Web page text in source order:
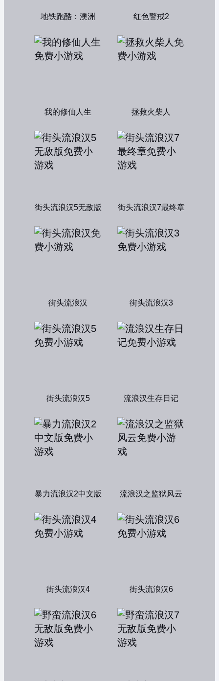
地铁跑酷：澳洲 红色警戒2
我的修仙人生 拯救火柴人
街头流浪汉5无敌版 街头流浪汉7最终章
街头流浪汉 街头流浪汉3
街头流浪汉5 流浪汉生存日记
暴力流浪汉2中文版 流浪汉之监狱风云
街头流浪汉4 街头流浪汉6